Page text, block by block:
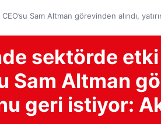
Sam Altman görevinden alındı,
sektörde
Sam Altman
geri istiyor: